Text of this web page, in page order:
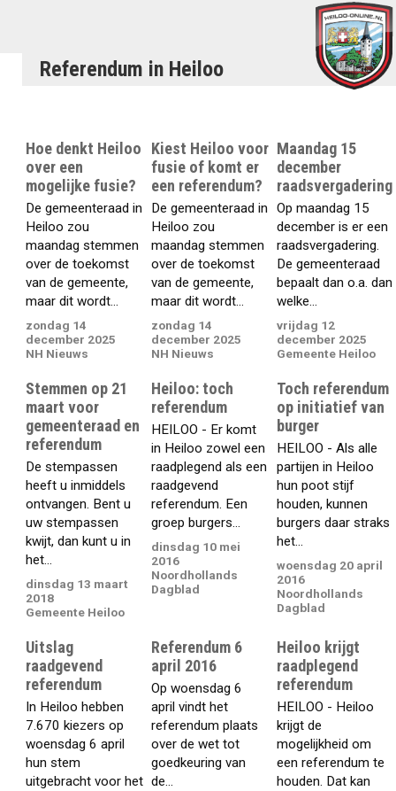
Referendum in Heiloo
Hoe denkt Heiloo
over een
mogelijke fusie?
De gemeenteraad in
Heiloo zou
maandag stemmen
over de toekomst
van de gemeente,
maar dit wordt...
zondag 14
december 2025
NH Nieuws
Kiest Heiloo voor
fusie of komt er
een referendum?
De gemeenteraad in
Heiloo zou
maandag stemmen
over de toekomst
van de gemeente,
maar dit wordt...
zondag 14
december 2025
NH Nieuws
Maandag 15
december
raadsvergadering
Op maandag 15
december is er een
raadsvergadering.
De gemeenteraad
bepaalt dan o.a. dan
welke...
vrijdag 12
december 2025
Gemeente Heiloo
Stemmen op 21
maart voor
gemeenteraad en
referendum
De stempassen
heeft u inmiddels
ontvangen. Bent u
uw stempassen
kwijt, dan kunt u in
het...
dinsdag 13 maart
2018
Gemeente Heiloo
Heiloo: toch
referendum
HEILOO - Er komt
in Heiloo zowel een
raadplegend als een
raadgevend
referendum. Een
groep burgers...
dinsdag 10 mei
2016
Noordhollands
Dagblad
Toch referendum
op initiatief van
burger
HEILOO - Als alle
partijen in Heiloo
hun poot stijf
houden, kunnen
burgers daar straks
het...
woensdag 20 april
2016
Noordhollands
Dagblad
Uitslag
raadgevend
referendum
In Heiloo hebben
7.670 kiezers op
woensdag 6 april
hun stem
uitgebracht voor het
Referendum 6
april 2016
Op woensdag 6
april vindt het
referendum plaats
over de wet tot
goedkeuring van
de...
Heiloo krijgt
raadplegend
referendum
HEILOO - Heiloo
krijgt de
mogelijkheid om
een referendum te
houden. Dat kan